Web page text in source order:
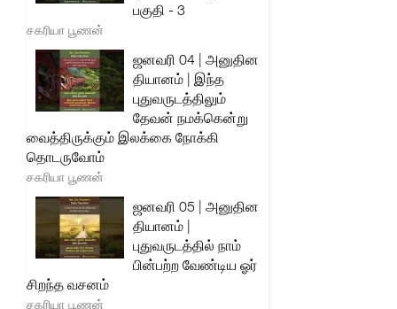
பகுதி - 3
சகரியா பூணன்
ஜனவரி 04 | அனுதின
தியானம் | இந்த
புதுவருடத்திலும்
தேவன் நமக்கென்று
வைத்திருக்கும் இலக்கை நோக்கி
தொடருவோம்
சகரியா பூணன்
ஜனவரி 05 | அனுதின
தியானம் |
புதுவருடத்தில் நாம்
பின்பற்ற வேண்டிய ஓர்
சிறந்த வசனம்
சகரியா பூணன்